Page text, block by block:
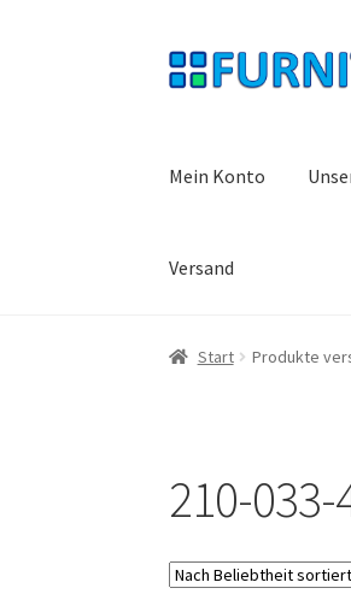
Zur
Navigation
Zum
Inhalt
Mein Konto
Versand
Start Produkte
210-033-